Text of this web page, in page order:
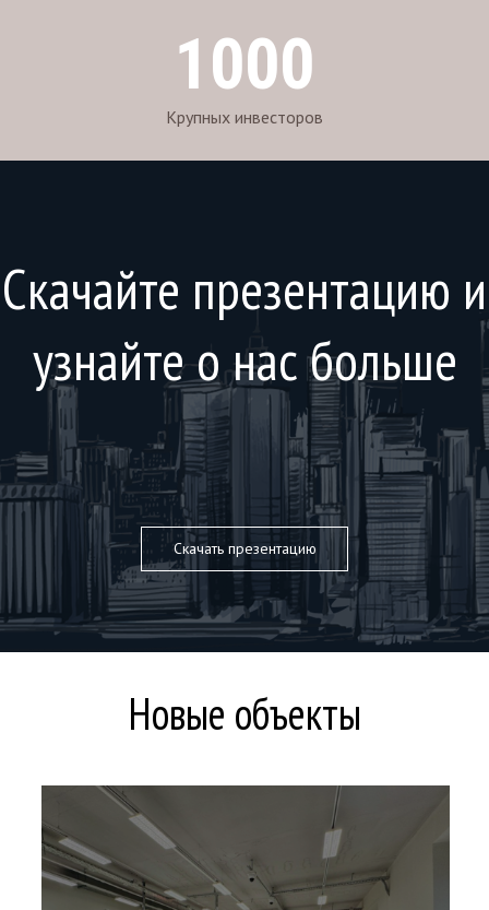
1000
Крупных инвесторов
Скачайте презентацию и
узнайте о нас больше
Скачать презентацию
Новые объекты